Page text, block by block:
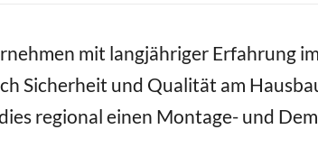
mit langjähriger Erfahrung
Sicherheit und Qualität am
regional einen Montage- und